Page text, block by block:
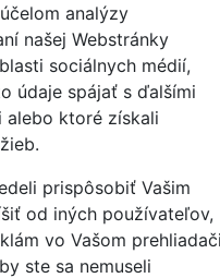
analýzy
našej Webstránky
sociálnych médií,
údaje spájať s ďalšími
ktoré získali
prispôsobiť Vašim
od iných používateľov,
vo Vašom
ste sa nemuseli